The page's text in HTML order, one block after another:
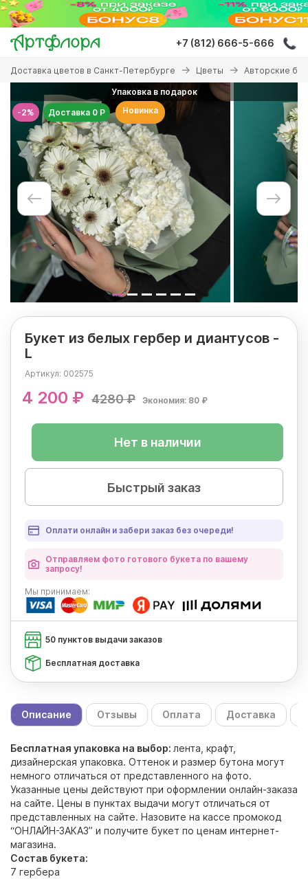
Перейти
основному
содержанию
+7 (812) 666-5-666
Вы
здесь
Доставка цветов в Санкт-Петербурге Цветы Авторские
-2%
Упаковка в подарок
Доставка 0 Р
Новинка
Букет из белых гербер и диантусов -
L
Артикул: 002575
4 200 ₽ 4280 ₽ Экономия: 80 ₽
Нет в наличии
Быстрый заказ
Оплати онлайн и забери заказ без очереди!
Отправляем фото готового букета по вашему
запросу!
Мы принимаем:
50 пунктов выдачи заказов
Бесплатная доставка
Описание Отзывы Оплата Доставка
Бесплатная упаковка на выбор: лента, крафт,
дизайнерская упаковка. Оттенок и размер бутона могут
немного отличаться от представленного на фото.
Указанные цены действуют при оформлении онлайн-заказа
на сайте. Цены в пунктах выдачи могут отличаться от
представленных на сайте. Назовите на кассе промокод
“ОНЛАЙН-ЗАКАЗ” и получите букет по ценам интернет-
магазина.
Состав букета:
7 гербера